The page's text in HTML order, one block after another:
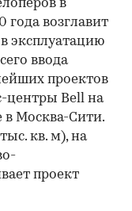
в
года возглавит
эксплуатацию
ввода
проектов
центры Bell на
в Москва-Сити.
кв. м), на
проект